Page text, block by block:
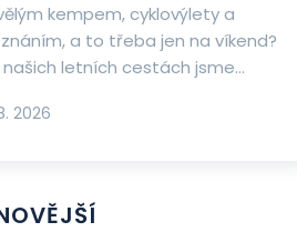
kempem, cyklovýlety a
a to třeba jen na víkend?
našich letních cestách jsme...
2026